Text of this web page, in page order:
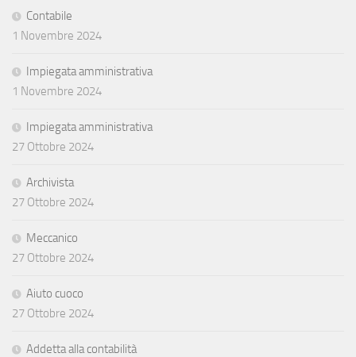
Contabile
1 Novembre 2024
Impiegata amministrativa
1 Novembre 2024
Impiegata amministrativa
27 Ottobre 2024
Archivista
27 Ottobre 2024
Meccanico
27 Ottobre 2024
Aiuto cuoco
27 Ottobre 2024
Addetta alla contabilità